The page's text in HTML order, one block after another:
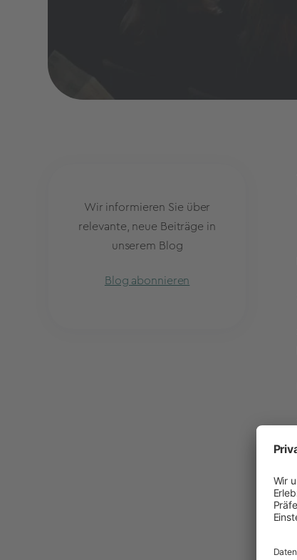
Wir informieren Sie über
relevante, neue Beiträge in
unserem Blog
Blog abonnieren